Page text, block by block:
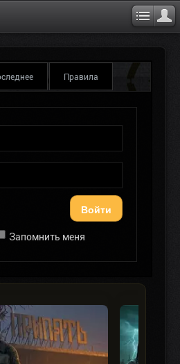
Правила
Войти
Запомнить меня